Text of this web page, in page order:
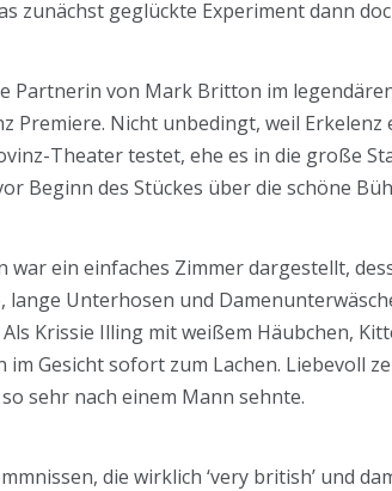
zunächst geglückte Experiment dann
Partnerin von Mark Britton im
Premiere. Nicht unbedingt, weil
Theater testet, ehe es in die große
Beginn des Stückes über die schöne
war ein einfaches Zimmer dargestellt,
lange Unterhosen und
Krissie Illing mit weißem Häubchen,
im Gesicht sofort zum Lachen. Liebevoll
sehr nach einem Mann sehnte.
die wirklich ‘very british’ und